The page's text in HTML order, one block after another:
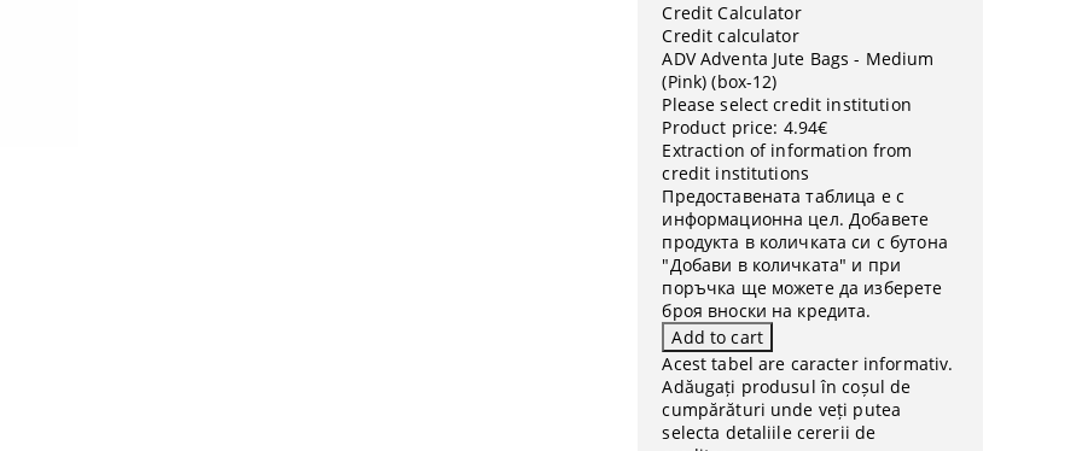
Credit Calculator
Credit calculator
ADV Adventa Jute Bags - Medium
(Pink) (box-12)
Please select credit institution
Product price: 4.94€
Extraction of information from
credit institutions
Предоставената таблица е с
информационна цел. Добавете
продукта в количката си с бутона
"Добави в количката" и при
поръчка ще можете да изберете
броя вноски на кредита.
Acest tabel are caracter informativ.
Adăugați produsul în coșul de
cumpărături unde veți putea
selecta detaliile cererii de